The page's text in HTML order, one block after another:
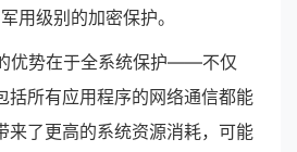
用级别的加密保护。
优势在于全系统保护——不仅
括所有应用程序的网络通信都能
来了更高的系统资源消耗，可能